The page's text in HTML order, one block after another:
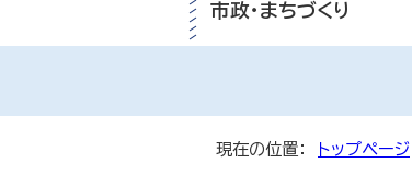
市政・まちづくり
現在の位置： トップページ